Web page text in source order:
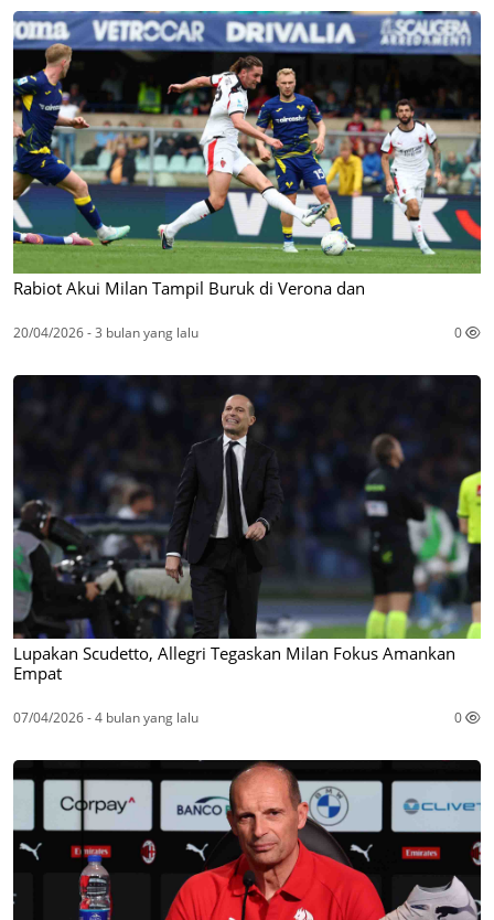
Rabiot Akui Milan Tampil Buruk di Verona dan
20/04/2026 - 3 bulan yang lalu 0
Lupakan Scudetto, Allegri Tegaskan Milan Fokus Amankan
Empat
07/04/2026 - 4 bulan yang lalu 0